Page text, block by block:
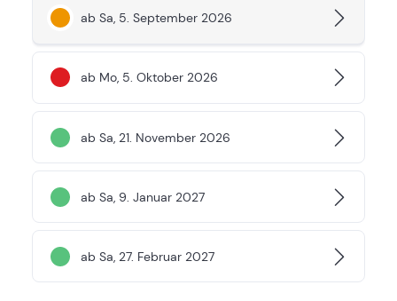
ab Sa, 5. September 2026
ab Mo, 5. Oktober 2026
ab Sa, 21. November 2026
ab Sa, 9. Januar 2027
ab Sa, 27. Februar 2027